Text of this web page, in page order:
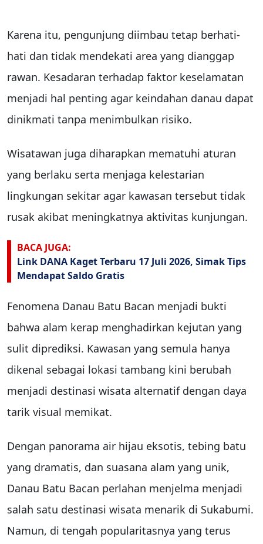
Karena itu, pengunjung diimbau tetap berhati-
hati dan tidak mendekati area yang dianggap
rawan. Kesadaran terhadap faktor keselamatan
menjadi hal penting agar keindahan danau dapat
dinikmati tanpa menimbulkan risiko.
Wisatawan juga diharapkan mematuhi aturan
yang berlaku serta menjaga kelestarian
lingkungan sekitar agar kawasan tersebut tidak
rusak akibat meningkatnya aktivitas kunjungan.
BACA JUGA:
Link DANA Kaget Terbaru 17 Juli 2026, Simak Tips
Mendapat Saldo Gratis
Fenomena Danau Batu Bacan menjadi bukti
bahwa alam kerap menghadirkan kejutan yang
sulit diprediksi. Kawasan yang semula hanya
dikenal sebagai lokasi tambang kini berubah
menjadi destinasi wisata alternatif dengan daya
tarik visual memikat.
Dengan panorama air hijau eksotis, tebing batu
yang dramatis, dan suasana alam yang unik,
Danau Batu Bacan perlahan menjelma menjadi
salah satu destinasi wisata menarik di Sukabumi.
Namun, di tengah popularitasnya yang terus